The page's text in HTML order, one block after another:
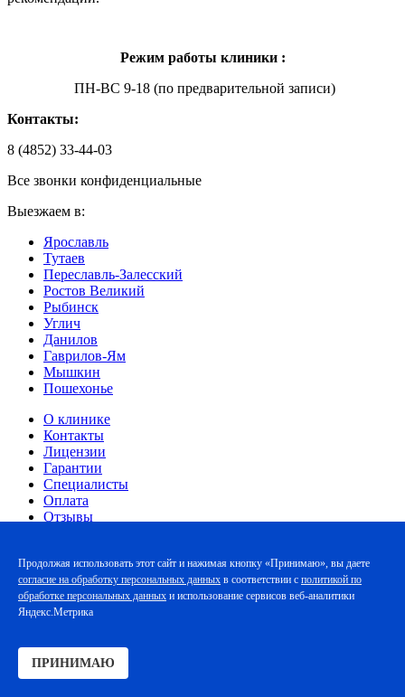
Режим работы клиники :
ПН-ВС 9-18 (по предварительной записи)
Контакты:
8 (4852) 33-44-03
Все звонки конфиденциальные
Выезжаем в:
Ярославль
Тутаев
Переславль-Залесский
Ростов Великий
Рыбинск
Углич
Данилов
Гаврилов-Ям
Мышкин
Пошехонье
О клинике
Контакты
Лицензии
Гарантии
Специалисты
Оплата
Отзывы
Вывод из запоя
Капельница от алкоголя
Нарколог на дом
Кодирование от алкоголизма
Медицинский центр в Любиме "Жизнь" © 2025 | Данный сайт
носит информационный характер и не является публичной
Продолжая использовать этот сайт и нажимая кнопку «Принимаю», вы даете
согласие на обработку персональных данных в соответствии с политикой по
обработке персональных данных и использование сервисов веб-аналитики
Яндекс.Метрика
ПРИНИМАЮ